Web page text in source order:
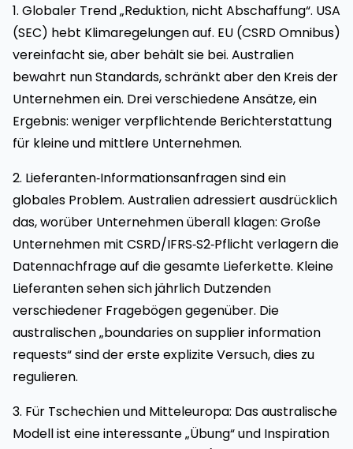
1. Globaler Trend „Reduktion, nicht Abschaffung“. USA
(SEC) hebt Klimaregelungen auf. EU (CSRD Omnibus)
vereinfacht sie, aber behält sie bei. Australien
bewahrt nun Standards, schränkt aber den Kreis der
Unternehmen ein. Drei verschiedene Ansätze, ein
Ergebnis: weniger verpflichtende Berichterstattung
für kleine und mittlere Unternehmen.
2. Lieferanten‑Informationsanfragen sind ein
globales Problem. Australien adressiert ausdrücklich
das, worüber Unternehmen überall klagen: Große
Unternehmen mit CSRD/IFRS‑S2‑Pflicht verlagern die
Datennachfrage auf die gesamte Lieferkette. Kleine
Lieferanten sehen sich jährlich Dutzenden
verschiedener Fragebögen gegenüber. Die
australischen „boundaries on supplier information
requests“ sind der erste explizite Versuch, dies zu
regulieren.
3. Für Tschechien und Mitteleuropa: Das australische
Modell ist eine interessante „Übung“ und Inspiration